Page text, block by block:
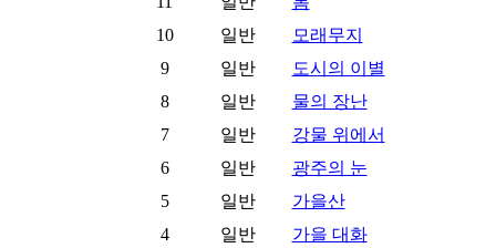
10
일반
모래무지
9
일반
도시의 이별
8
일반
물의 장난
7
일반
강물 위에서
6
일반
광주의 눈
5
일반
가을산
4
일반
가을 대화